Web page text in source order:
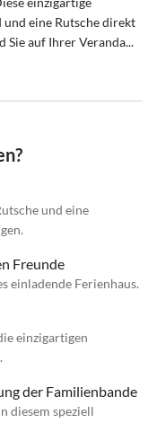
eine Rutsche direkt
Sie auf Ihrer Veranda...
und eine
Freunde
einladende Ferienhaus.
einzigartigen
der Familienbande
diesem speziell